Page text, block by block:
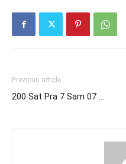
Previous article
200 Sat Pra 7 Sam 07 …